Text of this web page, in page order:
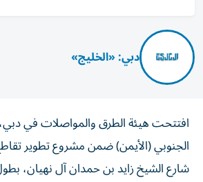
دبي: «الخليج»
افتتحت هيئة الطرق والمواصلات في
الجنوبي (الأيمن) ضمن مشروع تطوير